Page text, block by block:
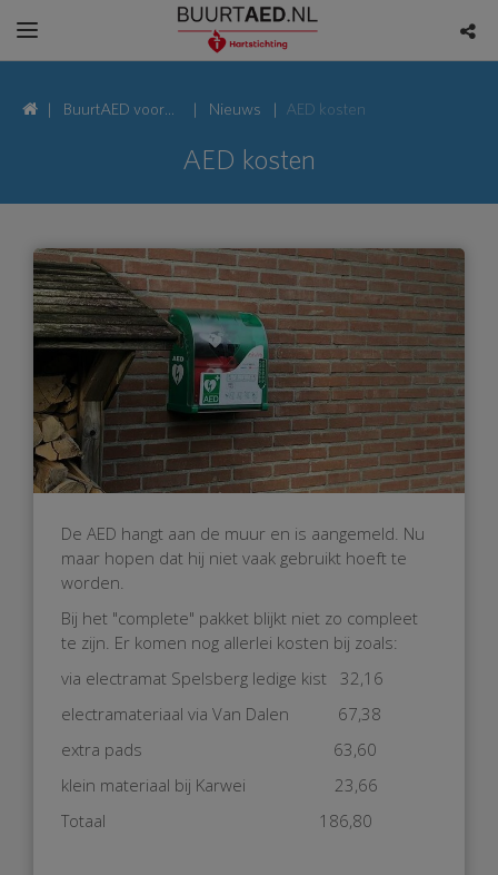
BuurtAED voor
Nieuws AED kosten
AED kosten
De AED hangt aan de muur en is aangemeld. Nu
maar hopen dat hij niet vaak gebruikt hoeft te
worden.
Bij het "complete" pakket blijkt niet zo compleet
te zijn. Er komen nog allerlei kosten bij zoals:
via electramat Spelsberg ledige kist 32,16
electramateriaal via Van Dalen 67,38
extra pads 63,60
klein materiaal bij Karwei 23,66
Totaal 186,80